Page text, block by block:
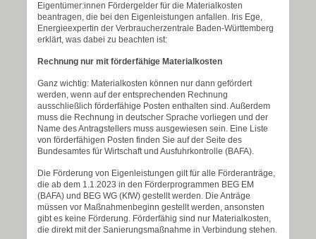
Eigentümer:innen Fördergelder für die Materialkosten
beantragen, die bei den Eigenleistungen anfallen. Iris Ege,
Energieexpertin der Verbraucherzentrale Baden-Württemberg
erklärt, was dabei zu beachten ist:
Rechnung nur mit förderfähige Materialkosten
Ganz wichtig: Materialkosten können nur dann gefördert
werden, wenn auf der entsprechenden Rechnung
ausschließlich förderfähige Posten enthalten sind. Außerdem
muss die Rechnung in deutscher Sprache vorliegen und der
Name des Antragstellers muss ausgewiesen sein. Eine Liste
von förderfähigen Posten finden Sie auf der Seite des
Bundesamtes für Wirtschaft und Ausfuhrkontrolle (BAFA).
Die Förderung von Eigenleistungen gilt für alle Förderanträge,
die ab dem 1.1.2023 in den Förderprogrammen BEG EM
(BAFA) und BEG WG (KfW) gestellt werden. Die Anträge
müssen vor Maßnahmenbeginn gestellt werden, ansonsten
gibt es keine Förderung. Förderfähig sind nur Materialkosten,
die direkt mit der Sanierungsmaßnahme in Verbindung stehen.